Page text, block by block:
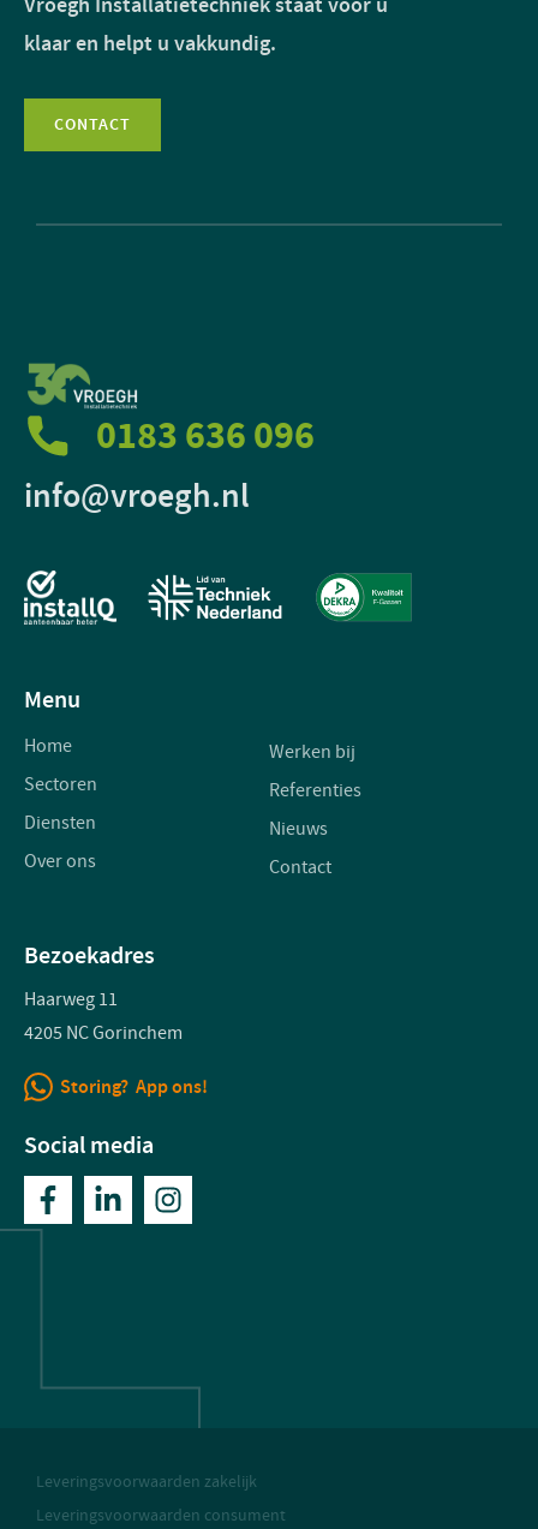
klaar en helpt u vakkundig.
CONTACT
0183 636 096
info@vroegh.nl
Menu
Home
Sectoren
Diensten
Over ons
Werken bij
Referenties
Nieuws
Contact
Bezoekadres
Haarweg 11
4205 NC Gorinchem
Storing? App ons!
Social media
Leveringsvoorwaarden zakelijk
Leveringsvoorwaarden consument